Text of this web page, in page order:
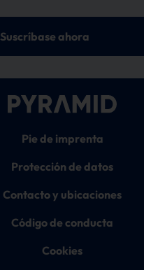
Suscríbase ahora
Pie de imprenta
Protección de datos
Contacto y ubicaciones
Código de conducta
Cookies